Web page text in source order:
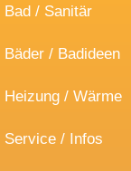
Bad / Sanitär
Bäder / Badideen
Heizung / Wärme
Service / Infos